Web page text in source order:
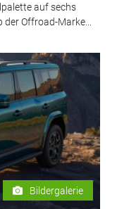
auf sechs
Offroad-Marke...
Bildergalerie